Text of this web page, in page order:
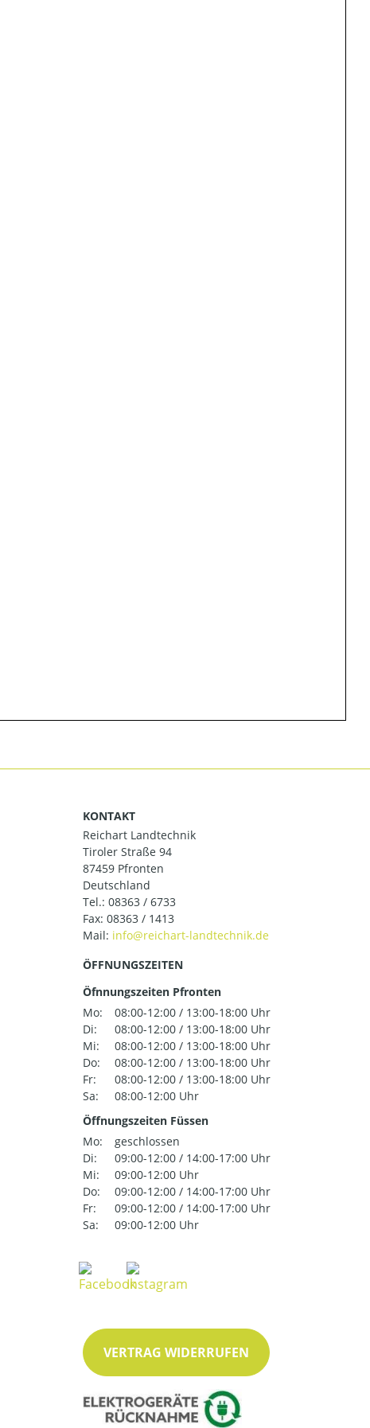
KONTAKT
Reichart Landtechnik
Tiroler Straße 94
87459 Pfronten
Deutschland
Tel.: 08363 / 6733
Fax: 08363 / 1413
Mail:
ÖFFNUNGSZEITEN
Öfnnungszeiten Pfronten
Mo:
08:00-12:00 / 13:00-18:00 Uhr
Di:
08:00-12:00 / 13:00-18:00 Uhr
Mi:
08:00-12:00 / 13:00-18:00 Uhr
Do:
08:00-12:00 / 13:00-18:00 Uhr
Fr:
08:00-12:00 / 13:00-18:00 Uhr
Sa:
08:00-12:00 Uhr
Öffnungszeiten Füssen
Mo:
geschlossen
Di:
09:00-12:00 / 14:00-17:00 Uhr
Mi:
09:00-12:00 Uhr
Do:
09:00-12:00 / 14:00-17:00 Uhr
Fr:
09:00-12:00 / 14:00-17:00 Uhr
Sa:
09:00-12:00 Uhr
VERTRAG WIDERRUFEN